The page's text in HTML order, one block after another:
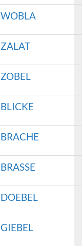
WOBLA
ZALAT
ZOBEL
BLICKE
BRACHE
BRASSE
DOEBEL
GIEBEL